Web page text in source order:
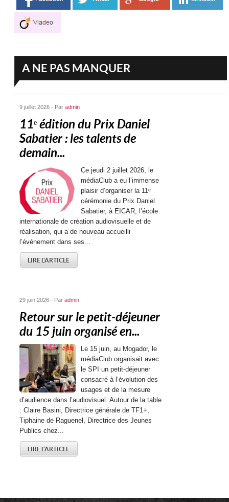
A NE PAS MANQUER
9 juillet 2026 - Paradmin
11ᵉ édition du Prix Daniel
Sabatier : les talents de
demain...
Ce jeudi 2 juillet 2026, le
médiaClub a eu l’immense
plaisir d’organiser la 11ᵉ
cérémonie du Prix Daniel
Sabatier, à EICAR, l’école
internationale de création audiovisuelle et de
réalisation, qui a de nouveau accueilli
l’événement dans ses...
LIRE L'ARTICLE
29 juin 2026 - Paradmin
Retour sur le petit-déjeuner
du 15 juin organisé en...
Le 15 juin, au Mogador, le
médiaClub organisait avec
le SPI un petit-déjeuner
consacré à l’évolution des
usages et de la mesure
d’audience dans l’audiovisuel. Autour de la table
: Claire Basini, Directrice générale de TF1+,
Tiphaine de Raguenel, Directrice des Jeunes
Publics chez...
LIRE L'ARTICLE